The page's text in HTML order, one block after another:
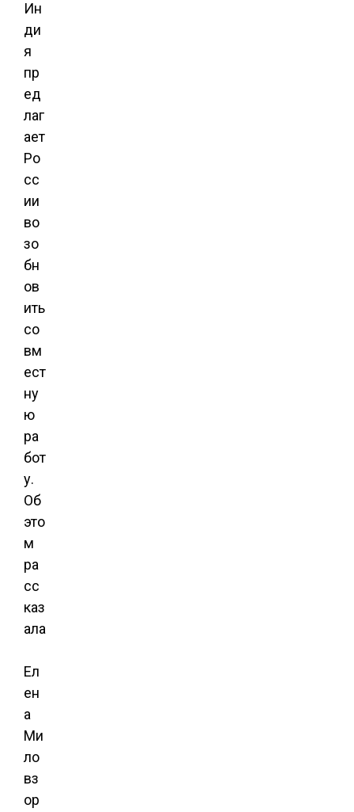
Ин
ди
я
пр
ед
лаг
ает
Ро
сс
ии
во
зо
бн
ов
ить
со
вм
ест
ну
ю
ра
бот
у.
Об
это
м
ра
сс
каз
ала
Ел
ен
а
Ми
ло
вз
ор